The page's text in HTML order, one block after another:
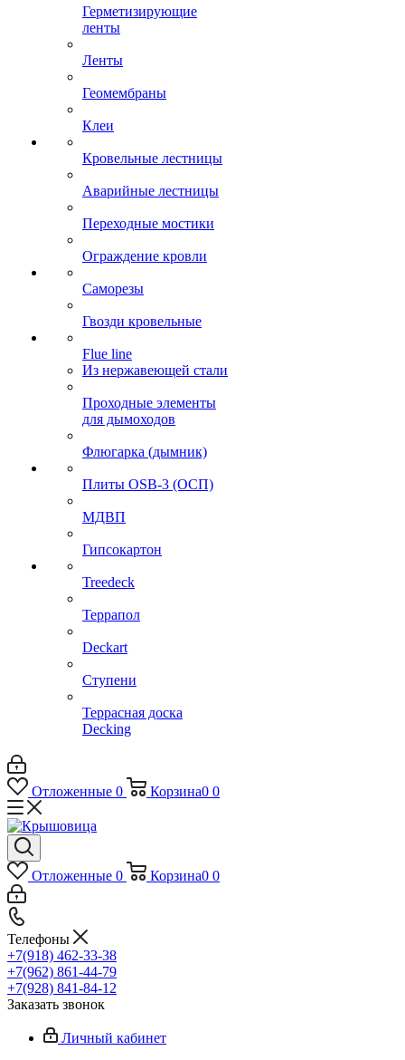
Герметизирующие
ленты
Ленты
Геомембраны
Клеи
Кровельные лестницы
Аварийные лестницы
Переходные мостики
Ограждение кровли
Саморезы
Гвозди кровельные
Flue line
Из нержавеющей стали
Проходные элементы
для дымоходов
Флюгарка (дымник)
Плиты OSB-3 (ОСП)
МДВП
Гипсокартон
Treedeck
Террапол
Deckart
Ступени
Террасная доска
Decking
Отложенные 0 Корзина0 0
Отложенные 0 Корзина0 0
Телефоны
+7(918) 462-33-38
+7(962) 861-44-79
+7(928) 841-84-12
Заказать звонок
Личный кабинет